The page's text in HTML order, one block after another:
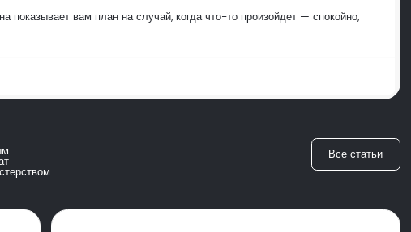
показывает вам план на случай, когда что-то произойдет — спокойно,
Все статьи